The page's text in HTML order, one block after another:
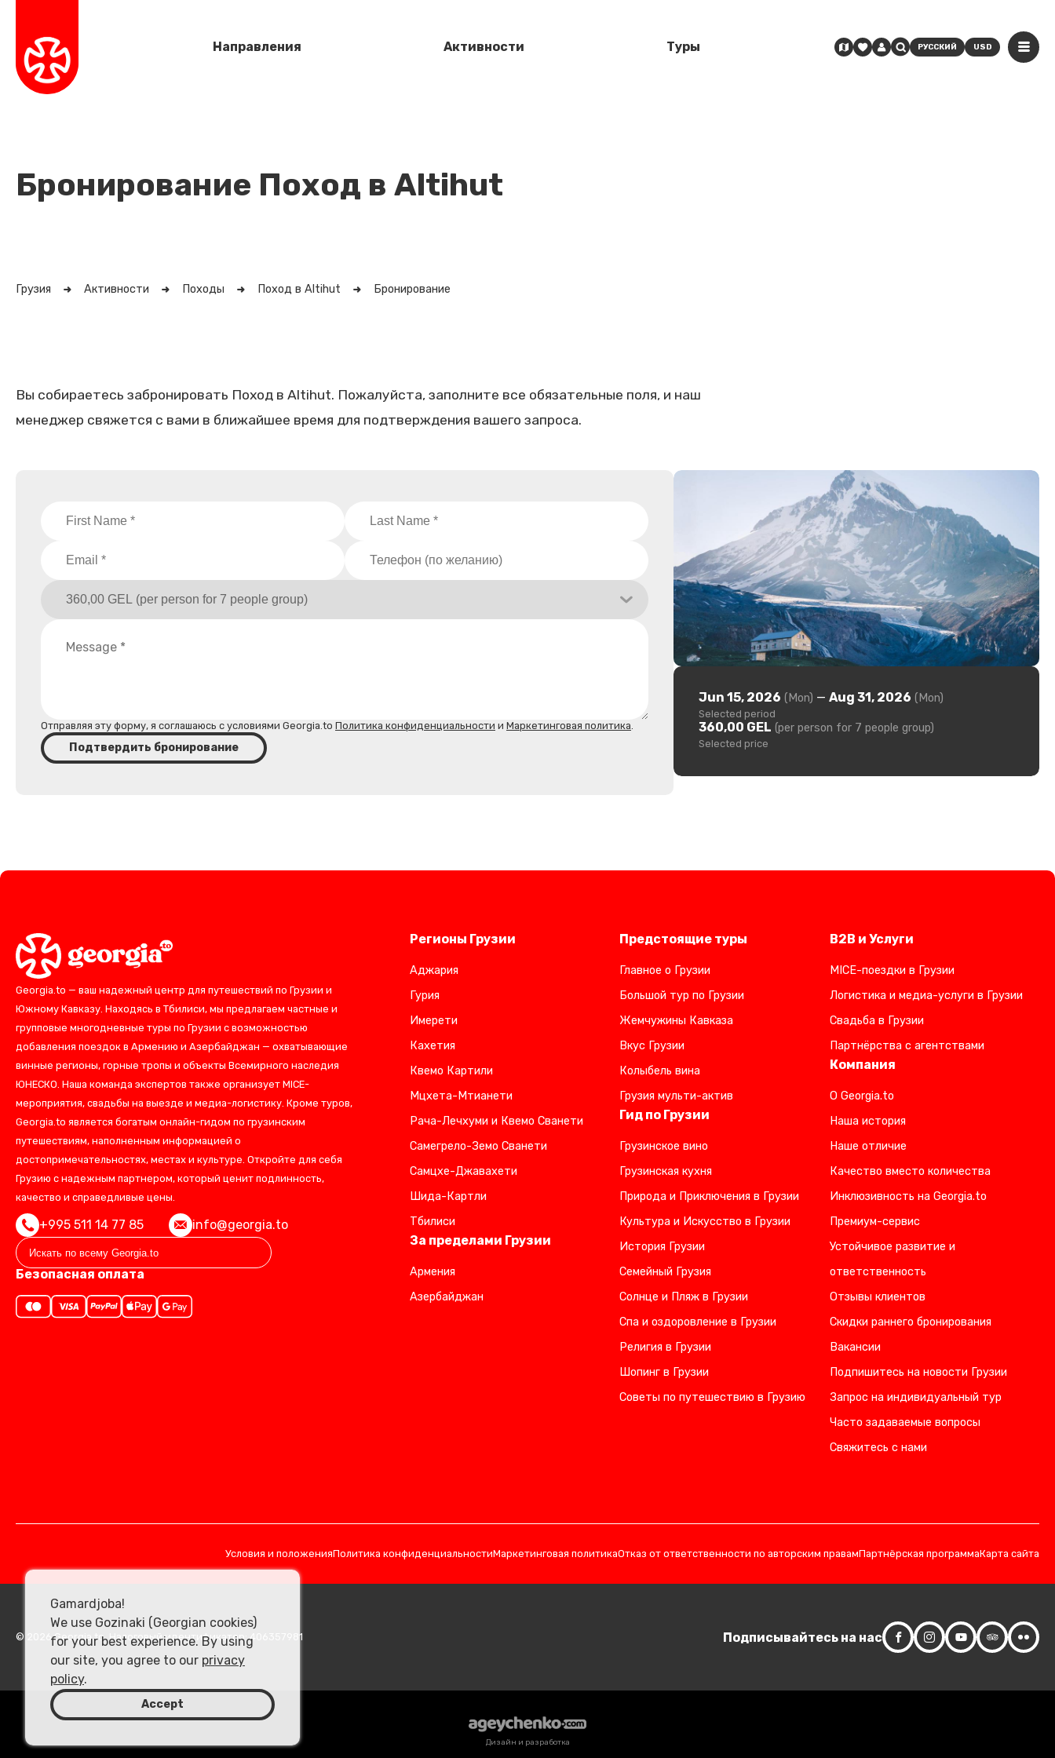
Направления Активности Туры РУССКИЙ USD
Бронирование Поход в Altihut
Грузия Активности Походы Поход в Altihut Бронирование
Вы собираетесь забронировать Поход в Altihut. Пожалуйста, заполните все обязательные поля, и наш
менеджер свяжется с вами в ближайшее время для подтверждения вашего запроса.
Отправляя эту форму, я соглашаюсь с условиями Georgia.to Политика конфиденциальности и Маркетинговая политика.
Подтвердить бронирование
Jun 15, 2026 (Mon) —Aug 31, 2026 (Mon)
Selected period
360,00 GEL (per person for 7 people group)
Selected price
Georgia.to — ваш надежный центр для путешествий по Грузии и
Южному Кавказу. Находясь в Тбилиси, мы предлагаем частные и
групповые многодневные туры по Грузии с возможностью
добавления поездок в Армению и Азербайджан — охватывающие
винные регионы, горные тропы и объекты Всемирного наследия
ЮНЕСКО. Наша команда экспертов также организует MICE-
мероприятия, свадьбы на выезде и медиа-логистику. Кроме туров,
Georgia.to является богатым онлайн-гидом по грузинским
путешествиям, наполненным информацией о
достопримечательностях, местах и культуре. Откройте для себя
Грузию с надежным партнером, который ценит подлинность,
качество и справедливые цены.
+995 511 14 77 85 info@georgia.to
Безопасная оплата
Регионы Грузии
Аджария
Гурия
Имерети
Кахетия
Квемо Картили
Мцхета-Мтианети
Рача-Лечхуми и Квемо Сванети
Самегрело-Земо Сванети
Самцхе-Джавахети
Шида-Картли
Тбилиси
За пределами Грузии
Армения
Азербайджан
Предстоящие туры
Главное о Грузии
Большой тур по Грузии
Жемчужины Кавказа
Вкус Грузии
Колыбель вина
Грузия мульти-актив
Гид по Грузии
Грузинское вино
Грузинская кухня
Природа и Приключения в Грузии
Культура и Искусство в Грузии
История Грузии
Семейный Грузия
Солнце и Пляж в Грузии
Спа и оздоровление в Грузии
Религия в Грузии
Шопинг в Грузии
Советы по путешествию в Грузию
B2B и Услуги
MICE-поездки в Грузии
Логистика и медиа-услуги в Грузии
Свадьба в Грузии
Партнёрства с агентствами
Компания
О Georgia.to
Наша история
Наше отличие
Качество вместо количества
Инклюзивность на Georgia.to
Премиум-сервис
Устойчивое развитие и
ответственность
Отзывы клиентов
Скидки раннего бронирования
Вакансии
Подпишитесь на новости Грузии
Запрос на индивидуальный тур
Часто задаваемые вопросы
Свяжитесь с нами
Условия и положенияПолитика конфиденциальностиМаркетинговая политикаОтказ от ответственности по авторским правамПартнёрская программаКарта сайта
© 2026 Georgia.to. Налоговый идентификатор: 406357981 Подписывайтесь на нас
Дизайн и разработка
Gamardjoba!
We use Gozinaki (Georgian cookies)
for your best experience. By using
our site, you agree to our privacy
policy.
Accept